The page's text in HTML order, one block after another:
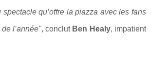
qu’offre la piazza avec les fans
l’année", conclut Ben Healy, impatient